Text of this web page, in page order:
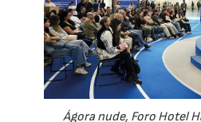
Ágora nude, Foro Hotel